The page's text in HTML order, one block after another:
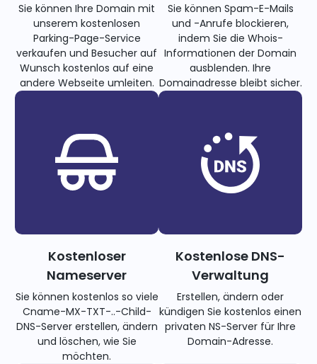
Sie können Ihre Domain mit
unserem kostenlosen
Parking-Page-Service
verkaufen und Besucher auf
Wunsch kostenlos auf eine
andere Webseite umleiten.
Sie können Spam-E-Mails
und -Anrufe blockieren,
indem Sie die Whois-
Informationen der Domain
ausblenden. Ihre
Domainadresse bleibt sicher.
Kostenloser
Nameserver
Sie können kostenlos so viele
Cname-MX-TXT-..-Child-
DNS-Server erstellen, ändern
und löschen, wie Sie
möchten.
Kostenlose DNS-
Verwaltung
Erstellen, ändern oder
kündigen Sie kostenlos einen
privaten NS-Server für Ihre
Domain-Adresse.